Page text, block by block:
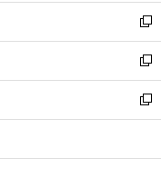
く
で
開
く
ン
ド
ウ
で
開
く
ウ
ィ
ン
ド
ウ
で
開
し
い
ウ
ィ
ン
ド
ウ
開
新
し
い
ウ
ィ
ン
ウ
新
し
い
ウ
ン
新
し
ウ